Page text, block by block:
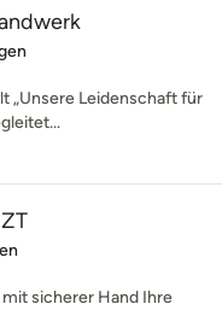
5 Sternen
„Unsere Leidenschaft für
5 Sternen
sicherer Hand Ihre